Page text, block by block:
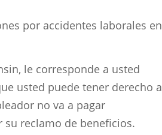
le corresponde a usted
usted puede tener derecho a
no va a pagar
reclamo de beneficios.